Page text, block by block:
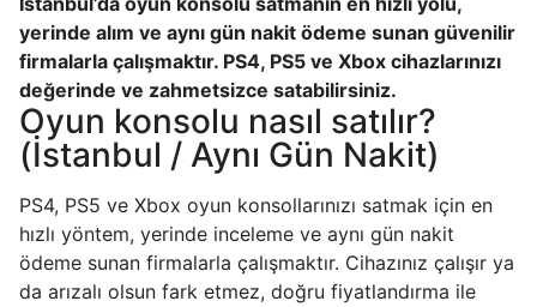
yerinde alım ve aynı gün nakit ödeme sunan güvenilir
firmalarla çalışmaktır. PS4, PS5 ve Xbox cihazlarınızı
değerinde ve zahmetsizce satabilirsiniz.
Oyun konsolu nasıl satılır?
(İstanbul / Aynı Gün Nakit)
PS4, PS5 ve Xbox oyun konsollarınızı satmak için en
hızlı yöntem, yerinde inceleme ve aynı gün nakit
ödeme sunan firmalarla çalışmaktır. Cihazınız çalışır ya
da arızalı olsun fark etmez, doğru fiyatlandırma ile